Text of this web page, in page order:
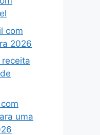
com
2026
uma